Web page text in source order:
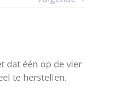
dat één op de vier
te herstellen.